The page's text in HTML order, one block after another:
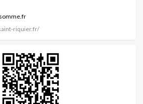
riquier.fr/